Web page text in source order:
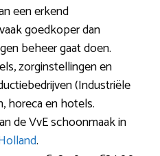
een erkend
goedkoper dan
beheer gaat doen.
zorginstellingen en
(Industriële
horeca en hotels.
de VvE schoonmaak in
.